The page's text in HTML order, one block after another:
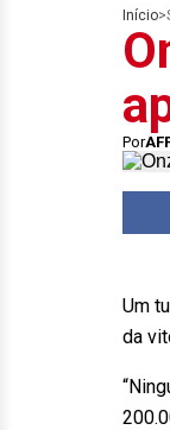
Início>
Por
Um
da